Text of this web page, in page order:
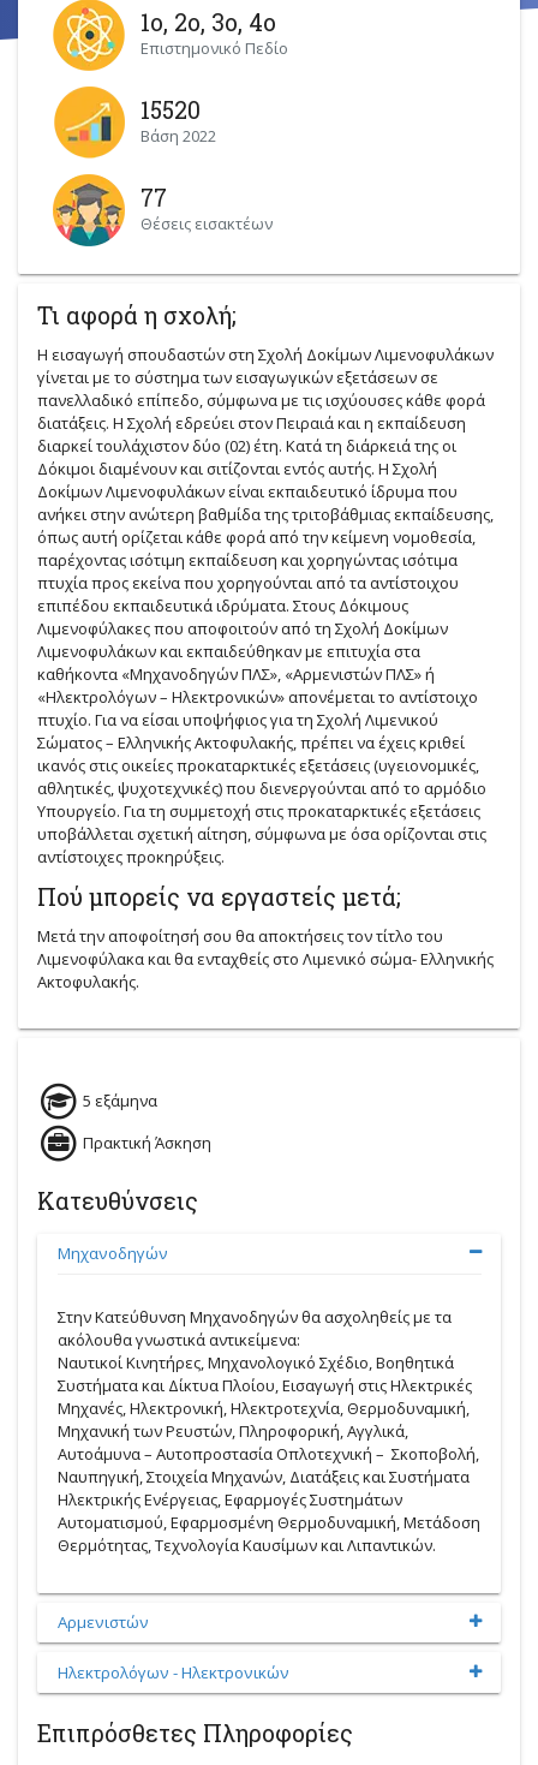
1ο, 2ο, 3ο, 4ο
Επιστημονικό Πεδίο
15520
Βάση 2022
77
Θέσεις εισακτέων
Τι αφορά η σχολή;
Η εισαγωγή σπουδαστών στη Σχολή Δοκίμων Λιμενοφυλάκων
γίνεται με το σύστημα των εισαγωγικών εξετάσεων σε
πανελλαδικό επίπεδο, σύμφωνα με τις ισχύουσες κάθε φορά
διατάξεις. Η Σχολή εδρεύει στον Πειραιά και η εκπαίδευση
διαρκεί τουλάχιστον δύο (02) έτη. Κατά τη διάρκειά της οι
Δόκιμοι διαμένουν και σιτίζονται εντός αυτής. Η Σχολή
Δοκίμων Λιμενοφυλάκων είναι εκπαιδευτικό ίδρυμα που
ανήκει στην ανώτερη βαθμίδα της τριτοβάθμιας εκπαίδευσης,
όπως αυτή ορίζεται κάθε φορά από την κείμενη νομοθεσία,
παρέχοντας ισότιμη εκπαίδευση και χορηγώντας ισότιμα
πτυχία προς εκείνα που χορηγούνται από τα αντίστοιχου
επιπέδου εκπαιδευτικά ιδρύματα. Στους Δόκιμους
Λιμενοφύλακες που αποφοιτούν από τη Σχολή Δοκίμων
Λιμενοφυλάκων και εκπαιδεύθηκαν με επιτυχία στα
καθήκοντα «Μηχανοδηγών ΠΛΣ», «Αρμενιστών ΠΛΣ» ή
«Ηλεκτρολόγων – Ηλεκτρονικών» απονέμεται το αντίστοιχο
πτυχίο. Για να είσαι υποψήφιος για τη Σχολή Λιμενικού
Σώματος – Ελληνικής Ακτοφυλακής, πρέπει να έχεις κριθεί
ικανός στις οικείες προκαταρκτικές εξετάσεις (υγειονομικές,
αθλητικές, ψυχοτεχνικές) που διενεργούνται από το αρμόδιο
Υπουργείο. Για τη συμμετοχή στις προκαταρκτικές εξετάσεις
υποβάλλεται σχετική αίτηση, σύμφωνα με όσα ορίζονται στις
αντίστοιχες προκηρύξεις.
Πού μπορείς να εργαστείς μετά;
Μετά την αποφοίτησή σου θα αποκτήσεις τον τίτλο του
Λιμενοφύλακα και θα ενταχθείς στο Λιμενικό σώμα- Ελληνικής
Ακτοφυλακής.
5 εξάμηνα
Πρακτική Άσκηση
Κατευθύνσεις
Μηχανοδηγών
Στην Κατεύθυνση Μηχανοδηγών θα ασχοληθείς με τα
ακόλουθα γνωστικά αντικείμενα:
Ναυτικοί Κινητήρες, Μηχανολογικό Σχέδιο, Βοηθητικά
Συστήματα και Δίκτυα Πλοίου, Εισαγωγή στις Ηλεκτρικές
Μηχανές, Ηλεκτρονική, Ηλεκτροτεχνία, Θερμοδυναμική,
Μηχανική των Ρευστών, Πληροφορική, Αγγλικά,
Αυτοάμυνα – Αυτοπροστασία Οπλοτεχνική – Σκοποβολή,
Ναυπηγική, Στοιχεία Μηχανών, Διατάξεις και Συστήματα
Ηλεκτρικής Ενέργειας, Εφαρμογές Συστημάτων
Αυτοματισμού, Εφαρμοσμένη Θερμοδυναμική, Μετάδοση
Θερμότητας, Τεχνολογία Καυσίμων και Λιπαντικών.
Αρμενιστών
Ηλεκτρολόγων - Ηλεκτρονικών
Επιπρόσθετες Πληροφορίες